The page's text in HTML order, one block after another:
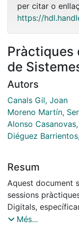
per citar o
https://
Pràctiques
de
Autors
Canals Gil, Joan
Moreno Martín,
Alonso
Diéguez
Resum
Aquest document
sessions
Digitals,
del Grau
Més...